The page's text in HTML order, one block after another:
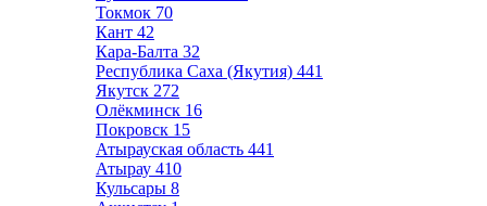
Токмок 70
Кант 42
Кара-Балта 32
Республика Саха (Якутия) 441
Якутск 272
Олёкминск 16
Покровск 15
Атырауская область 441
Атырау 410
Кульсары 8